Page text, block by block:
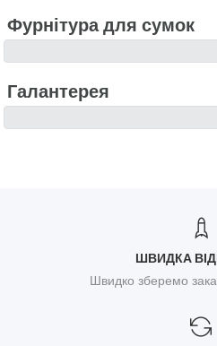
Фурнітура для сумок
Галантерея
ШВИДКА
Швидко зберемо